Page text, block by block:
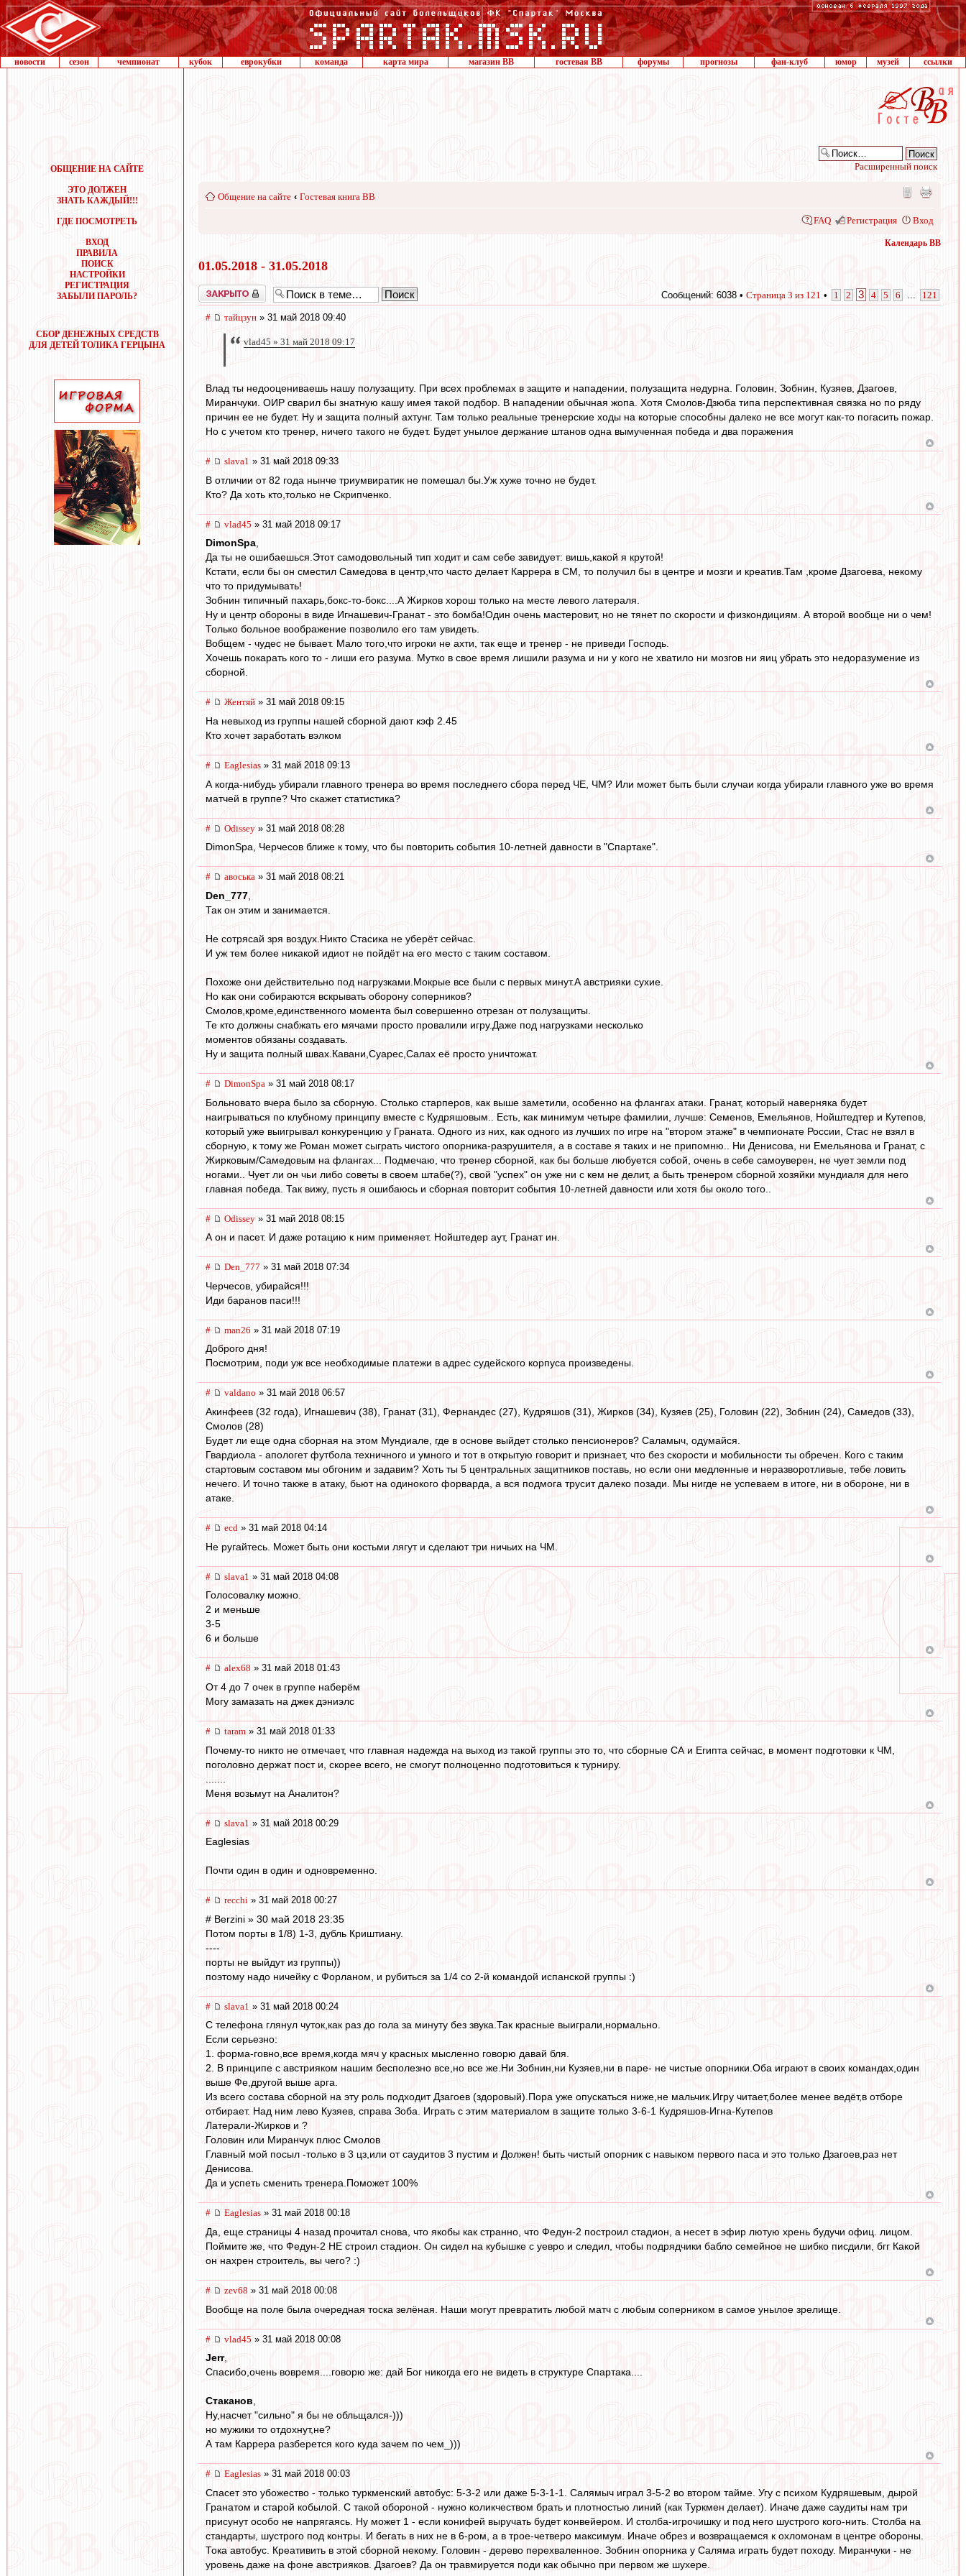
новости сезон чемпионат кубок еврокубки команда карта мира магазин ВВ гостевая ВВ форумы прогнозы фан-клуб юмор музей ссылки
ОБЩЕНИЕ НА САЙТЕ
ЭТО ДОЛЖЕН
ЗНАТЬ КАЖДЫЙ!!!
ГДЕ ПОСМОТРЕТЬ
ВХОД
ПРАВИЛА
ПОИСК
НАСТРОЙКИ
РЕГИСТРАЦИЯ
ЗАБЫЛИ ПАРОЛЬ?
СБОР ДЕНЕЖНЫХ СРЕДСТВ
ДЛЯ ДЕТЕЙ ТОЛИКА ГЕРЦЫНА
Расширенный поиск
Общение на сайте ‹ Гостевая книга ВВ
FAQ Регистрация Вход
Календарь ВВ
01.05.2018 - 31.05.2018
Закрыто Сообщений: 6038 • Страница 3 из 121 • 1 2 3 4 5 6 121
# тайцзун » 31 май 2018 09:40
vlad45 » 31 май 2018 09:17
Влад ты недооцениваешь нашу полузащиту. При всех проблемах в защите и нападении, полузащита недурна. Головин, Зобнин, Кузяев, Дзагоев,
Миранчуки. ОИР сварил бы знатную кашу имея такой подбор. В нападении обычная жопа. Хотя Смолов-Дзюба типа перспективная связка но по ряду
причин ее не будет. Ну и защита полный ахтунг. Там только реальные тренерские ходы на которые способны далеко не все могут как-то погасить пожар.
Но с учетом кто тренер, ничего такого не будет. Будет унылое держание штанов одна вымученная победа и два поражения
# slava1 » 31 май 2018 09:33
В отличии от 82 года нынче триумвиратик не помешал бы.Уж хуже точно не будет.
Кто? Да хоть кто,только не Скрипченко.
# vlad45 » 31 май 2018 09:17
DimonSpa,
Да ты не ошибаешься.Этот самодовольный тип ходит и сам себе завидует: вишь,какой я крутой!
Кстати, если бы он сместил Самедова в центр,что часто делает Каррера в СМ, то получил бы в центре и мозги и креатив.Там ,кроме Дзагоева, некому
что то придумывать!
Зобнин типичный пахарь,бокс-то-бокс....А Жирков хорош только на месте левого латераля.
Ну и центр обороны в виде Игнашевич-Гранат - это бомба!Один очень мастеровит, но не тянет по скорости и физкондициям. А второй вообще ни о чем!
Только больное воображение позволило его там увидеть.
Вобщем - чудес не бывает. Мало того,что игроки не ахти, так еще и тренер - не приведи Господь.
Хочешь покарать кого то - лиши его разума. Мутко в свое время лишили разума и ни у кого не хватило ни мозгов ни яиц убрать это недоразумение из
сборной.
# Жентяй » 31 май 2018 09:15
На невыход из группы нашей сборной дают кэф 2.45
Кто хочет заработать вэлком
# Eaglesias » 31 май 2018 09:13
А когда-нибудь убирали главного тренера во время последнего сбора перед ЧЕ, ЧМ? Или может быть были случаи когда убирали главного уже во время
матчей в группе? Что скажет статистика?
# Odissey » 31 май 2018 08:28
DimonSpa, Черчесов ближе к тому, что бы повторить события 10-летней давности в "Спартаке".
# авоська » 31 май 2018 08:21
Den_777
Так он этим и занимается.
Не сотрясай зря воздух.Никто Стасика не уберёт сейчас.
И уж тем более никакой идиот не пойдёт на его место с таким составом.
Похоже они действительно под нагрузками.Мокрые все были с первых минут.А австрияки сухие.
Но как они собираются вскрывать оборону соперников?
Смолов,кроме,единственного момента был совершенно отрезан от полузащиты.
Те кто должны снабжать его мячами просто провалили игру.Даже под нагрузками несколько
моментов обязаны создавать.
Ну и защита полный швах.Кавани,Суарес,Салах её просто уничтожат.
# DimonSpa » 31 май 2018 08:17
Больновато вчера было за сборную. Столько старперов, как выше заметили, особенно на флангах атаки. Гранат, который наверняка будет
наигрываться по клубному принципу вместе с Кудряшовым.. Есть, как минимум четыре фамилии, лучше: Семенов, Емельянов, Нойштедтер и Кутепов,
который уже выигрывал конкуренцию у Граната. Одного из них, как одного из лучших по игре на "втором этаже" в чемпионате России, Стас не взял в
сборную, к тому же Роман может сыграть чистого опорника-разрушителя, а в составе я таких и не припомню.. Ни Денисова, ни Емельянова и Гранат, с
Жирковым/Самедовым на флангах... Подмечаю, что тренер сборной, как бы больше любуется собой, очень в себе самоуверен, не чует земли под
ногами.. Чует ли он чьи либо советы в своем штабе(?), свой "успех" он уже ни с кем не делит, а быть тренером сборной хозяйки мундиаля для него
главная победа. Так вижу, пусть я ошибаюсь и сборная повторит события 10-летней давности или хотя бы около того..
# Odissey » 31 май 2018 08:15
А он и пасет. И даже ротацию к ним применяет. Нойштедер аут, Гранат ин.
# Den_777 » 31 май 2018 07:34
Черчесов, убирайся!!!
Иди баранов паси!!!
# man26 » 31 май 2018 07:19
Доброго дня!
Посмотрим, поди уж все необходимые платежи в адрес судейского корпуса произведены.
# valdano » 31 май 2018 06:57
Акинфеев (32 года), Игнашевич (38), Гранат (31), Фернандес (27), Кудряшов (31), Жирков (34), Кузяев (25), Головин (22), Зобнин (24), Самедов (33),
Смолов (28)
Будет ли еще одна сборная на этом Мундиале, где в основе выйдет столько пенсионеров? Саламыч, одумайся.
Гвардиола - апологет футбола техничного и умного и тот в открытую говорит и признает, что без скорости и мобильности ты обречен. Кого с таким
стартовым составом мы обгоним и задавим? Хоть ты 5 центральных защитников поставь, но если они медленные и неразворотливые, тебе ловить
нечего. И точно также в атаку, бьют на одинокого форварда, а вся подмога трусит далеко позади. Мы нигде не успеваем в итоге, ни в обороне, ни в
атаке.
# ecd » 31 май 2018 04:14
Не ругайтесь. Может быть они костьми лягут и сделают три ничьих на ЧМ.
# slava1 » 31 май 2018 04:08
Голосовалку можно.
2 и меньше
3-5
6 и больше
# alex68 » 31 май 2018 01:43
От 4 до 7 очек в группе наберём
Могу замазать на джек дэниэлс
# taram » 31 май 2018 01:33
Почему-то никто не отмечает, что главная надежда на выход из такой группы это то, что сборные СА и Египта сейчас, в момент подготовки к ЧМ,
поголовно держат пост и, скорее всего, не смогут полноценно подготовиться к турниру.
Меня возьмут на Аналитон?
# slava1 » 31 май 2018 00:29
Eaglesias
Почти один в один и одновременно.
# recchi » 31 май 2018 00:27
# Berzini » 30 май 2018 23:35
Потом порты в 1/8) 1-3, дубль Криштиану.
----
порты не выйдут из группы))
поэтому надо ничейку с Форланом, и рубиться за 1/4 со 2-й командой испанской группы :)
# slava1 » 31 май 2018 00:24
С телефона глянул чуток,как раз до гола за минуту без звука.Так красные выиграли,нормально.
Если серьезно:
1. форма-говно,все время,когда мяч у красных мысленно говорю давай бля.
2. В принципе с австрияком нашим бесполезно все,но все же.Ни Зобнин,ни Кузяев,ни в паре- не чистые опорники.Оба играют в своих командах,один
выше Фе,другой выше арга.
Из всего состава сборной на эту роль подходит Дзагоев (здоровый).Пора уже опускаться ниже,не мальчик.Игру читает,более менее ведёт,в отборе
отбирает. Над ним лево Кузяев, справа Зоба. Играть с этим материалом в защите только 3-6-1 Кудряшов-Игна-Кутепов
Латерали-Жирков и ?
Головин или Миранчук плюс Смолов
Главный мой посыл -только в 3 цз,или от саудитов 3 пустим и Должен! быть чистый опорник с навыком первого паса и это только Дзагоев,раз нет
Денисова.
Да и успеть сменить тренера.Поможет 100%
# Eaglesias » 31 май 2018 00:18
Да, еще страницы 4 назад прочитал снова, что якобы как странно, что Федун-2 построил стадион, а несет в эфир лютую хрень будучи офиц. лицом.
Поймите же, что Федун-2 НЕ строил стадион. Он сидел на кубышке с уевро и следил, чтобы подрядчики бабло семейное не шибко писдили, бгг Какой
он нахрен строитель, вы чего? :)
# zev68 » 31 май 2018 00:08
Вообще на поле была очередная тоска зелёная. Наши могут превратить любой матч с любым соперником в самое унылое зрелище.
# vlad45 » 31 май 2018 00:08
Jerr,
Спасибо,очень вовремя....говорю же: дай Бог никогда его не видеть в структуре Спартака....
Cтаканов,
Ну,насчет "сильно" я бы не обльщался-)))
но мужики то отдохнут,не?
А там Каррера разберется кого куда зачем по чем_)))
# Eaglesias » 31 май 2018 00:03
Спасет это убожество - только туркменский автобус: 5-3-2 или даже 5-3-1-1. Салямыч играл 3-5-2 во втором тайме. Угу с психом Кудряшевым, дырой
Гранатом и старой кобылой. С такой обороной - нужно коликчеством брать и плотностью линий (как Туркмен делает). Иначе даже саудиты нам три
присунут особо не напрягаясь. Ну может 1 - если конифей выручать будет конвейером. И столба-игрочишку и под него шустрого кого-нить. Столба на
стандарты, шустрого под контры. И бегать в них не в 6-ром, а в трое-четверо максимум. Иначе обрез и возвращаемся к охломонам в центре обороны.
Тока автобус. Креативить в этой сборной некому. Головин - дерево перехваленное. Зобнин опорника у Саляма играть будет походу. Миранчуки - не
уровень даже на фоне австрияков. Дзагоев? Да он травмируется поди как обычно при первом же шухере.